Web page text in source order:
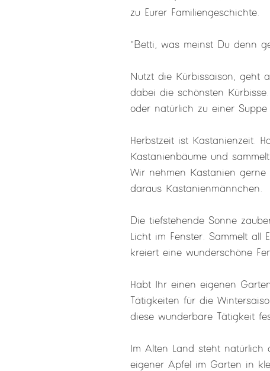
zu Eurer Familiengeschichte.
"Betti, was meinst Du denn
Nutzt die Kürbissaison, geht
dabei die schönsten
oder natürlich zu einer Suppe
Herbstzeit ist Kastanienzeit.
Kastanienbäume und
Wir nehmen Kastanien
daraus Kastanienmännchen.
Die tiefstehende Sonne
Licht im Fenster. Sammelt all
kreiert eine wunderschöne
Habt Ihr einen eigenen
Tätigkeiten für die
diese wunderbare Tätigkeit
Im Alten Land steht natürlich
eigener Äpfel im Garten in